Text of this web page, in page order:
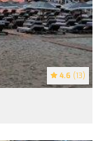
4.6 (13)